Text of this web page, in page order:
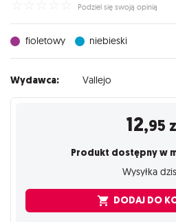
Podziel się swoją opinią
fioletowy niebieski
Wydawca: Vallejo
12,95
Produkt dostępny w
Wysyłka
DODAJ DO